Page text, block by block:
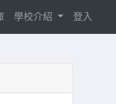
學校介紹 登入